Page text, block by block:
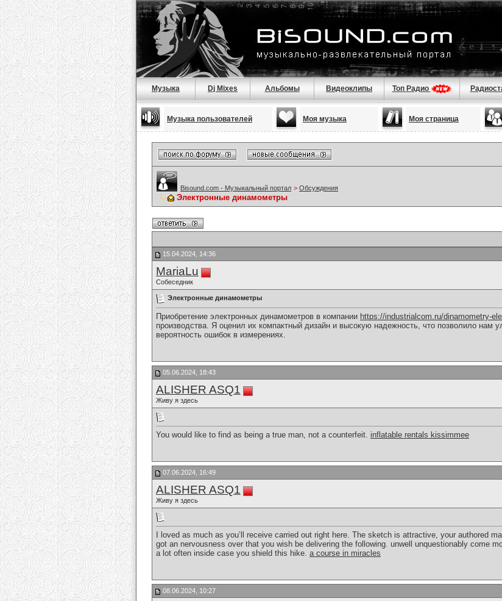
Музыка Dj Mixes Альбомы Видеоклипы Топ Радио
Музыка пользователей Моя музыка Моя страница
Bisound.com - Музыкальный портал > Обсуждения
Электронные динамометры
15.04.2024, 14:36
MariaLu
Собеседник
Электронные динамометры
Приобретение электронных динамометров в компании https://industrialcom.ru/dinamometry-
производства. Я оценил их компактный дизайн и высокую надежность, что позволило нам
вероятность ошибок в измерениях.
05.06.2024, 18:43
ALISHER ASQ1
Живу я здесь
You would like to find as being a true man, not a counterfeit. inflatable rentals kissimmee
07.06.2024, 16:49
ALISHER ASQ1
Живу я здесь
I loved as much as you’ll receive carried out right here. The sketch is attractive, your authored
got an nervousness over that you wish be delivering the following. unwell unquestionably come
a lot often inside case you shield this hike. a course in miracles
08.06.2024, 10:27